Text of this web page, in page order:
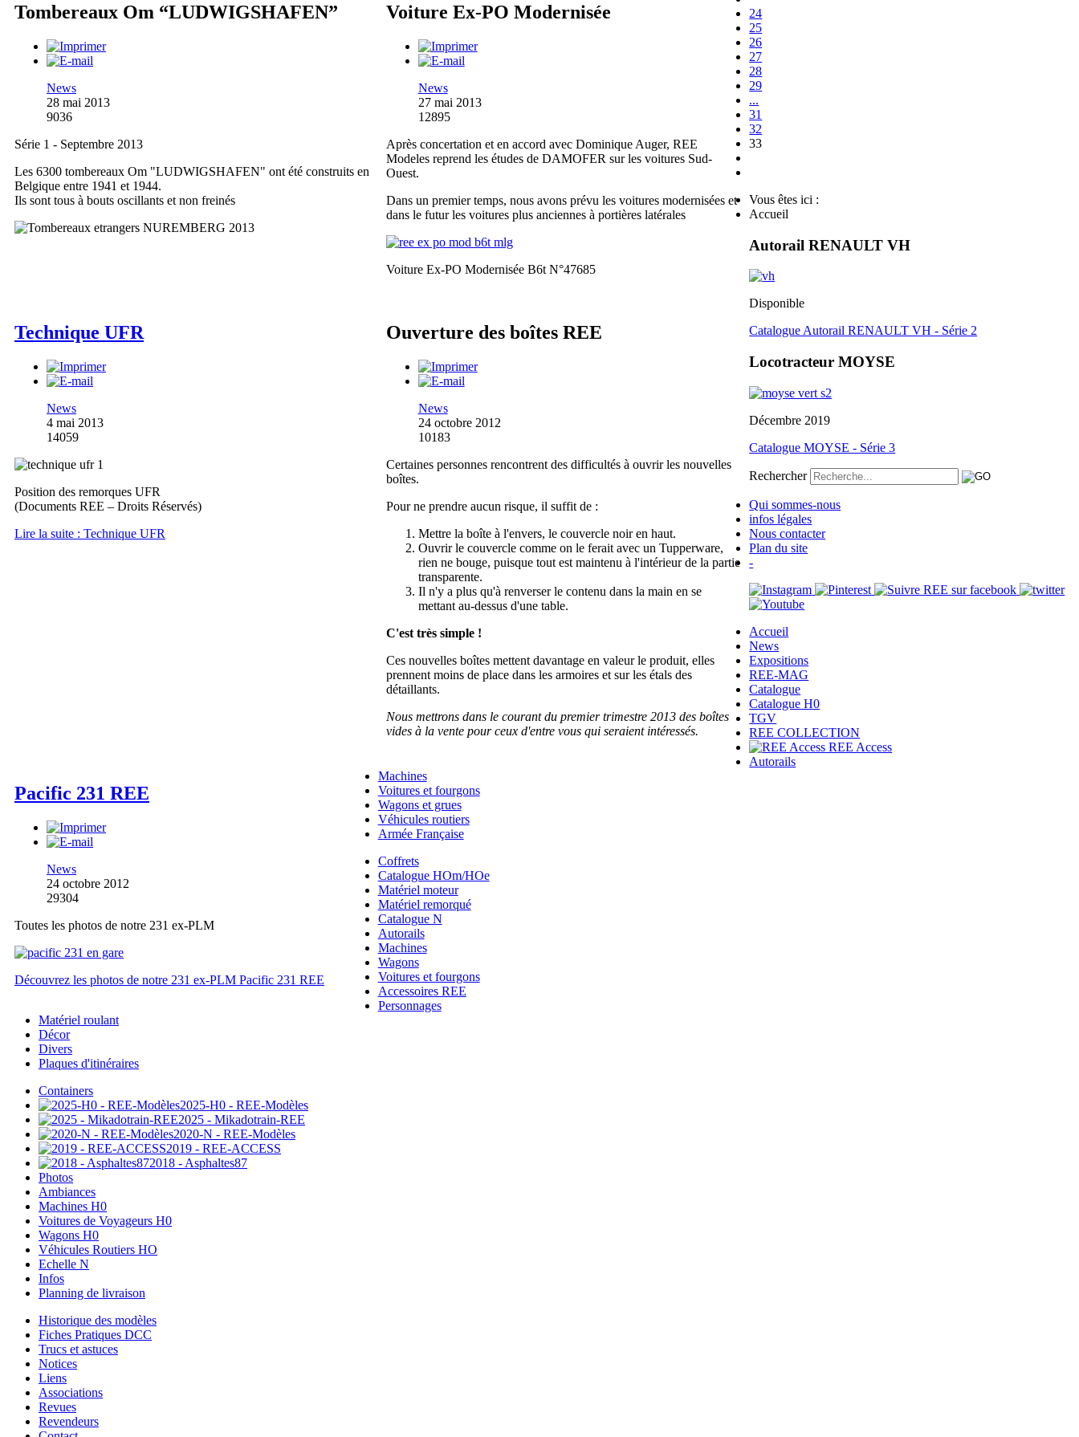
Tombereaux Om “LUDWIGSHAFEN”
News
28 mai 2013
9036
Série 1 - Septembre 2013
Les 6300 tombereaux Om "LUDWIGSHAFEN" ont été construits en
Belgique entre 1941 et 1944.
Ils sont tous à bouts oscillants et non freinés
Voiture Ex-PO Modernisée
News
27 mai 2013
12895
Après concertation et en accord avec Dominique Auger, REE
Modeles reprend les études de DAMOFER sur les voitures Sud-
Ouest.
Dans un premier temps, nous avons prévu les voitures modernisées et
dans le futur les voitures plus anciennes à portières latérales
Voiture Ex-PO Modernisée B6t N°47685
Technique UFR
News
4 mai 2013
14059
Position des remorques UFR
(Documents REE – Droits Réservés)
Lire la suite : Technique UFR
Ouverture des boîtes REE
News
24 octobre 2012
10183
Certaines personnes rencontrent des difficultés à ouvrir les nouvelles
boîtes.
Pour ne prendre aucun risque, il suffit de :
Mettre la boîte à l'envers, le couvercle noir en haut.
Ouvrir le couvercle comme on le ferait avec un Tupperware,
rien ne bouge, puisque tout est maintenu à l'intérieur de la partie
transparente.
Il n'y a plus qu'à renverser le contenu dans la main en se
mettant au-dessus d'une table.
C'est très simple !
Ces nouvelles boîtes mettent davantage en valeur le produit, elles
prennent moins de place dans les armoires et sur les étals des
détaillants.
Nous mettrons dans le courant du premier trimestre 2013 des boîtes
vides à la vente pour ceux d'entre vous qui seraient intéressés.
Pacific 231 REE
News
24 octobre 2012
29304
Toutes les photos de notre 231 ex-PLM
Découvrez les photos de notre 231 ex-PLM Pacific 231 REE
24
25
26
27
28
29
...
31
32
33
Vous êtes ici :
Accueil
Autorail RENAULT VH
Disponible
Catalogue Autorail RENAULT VH - Série 2
Locotracteur MOYSE
Décembre 2019
Catalogue MOYSE - Série 3
Rechercher
Qui sommes-nous
infos légales
Nous contacter
Plan du site
-
Accueil
News
Expositions
REE-MAG
Catalogue
Catalogue H0
TGV
REE COLLECTION
REE Access
Autorails
Machines
Voitures et fourgons
Wagons et grues
Véhicules routiers
Armée Française
Coffrets
Catalogue HOm/HOe
Matériel moteur
Matériel remorqué
Catalogue N
Autorails
Machines
Wagons
Voitures et fourgons
Accessoires REE
Personnages
Matériel roulant
Décor
Divers
Plaques d'itinéraires
Containers
2025-H0 - REE-Modèles
2025 - Mikadotrain-REE
2020-N - REE-Modèles
2019 - REE-ACCESS
2018 - Asphaltes87
Photos
Ambiances
Machines H0
Voitures de Voyageurs H0
Wagons H0
Véhicules Routiers HO
Echelle N
Infos
Planning de livraison
Historique des modèles
Fiches Pratiques DCC
Trucs et astuces
Notices
Liens
Associations
Revues
Revendeurs